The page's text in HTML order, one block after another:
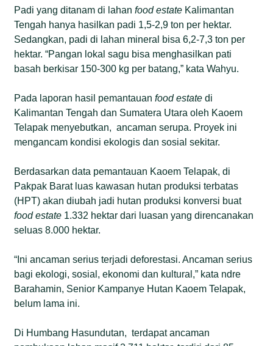
Padi yang ditanam di lahanfood estate Kalimantan
Tengah hanya hasilkan padi 1,5-2,9 ton per hektar.
Sedangkan, padi di lahan mineral bisa 6,2-7,3 ton per
hektar. “Pangan lokal sagu bisa menghasilkan pati
basah berkisar 150-300 kg per batang,” kata Wahyu.
Pada laporan hasil pemantauanfoodestate di
Kalimantan Tengah dan Sumatera Utara oleh Kaoem
Telapak menyebutkan, ancaman serupa. Proyek ini
mengancam kondisi ekologis dan sosial sekitar.
Berdasarkan data pemantauan Kaoem Telapak, di
Pakpak Barat luas kawasan hutan produksi terbatas
(HPT) akan diubah jadi hutan produksi konversi buat
food estate 1.332 hektar dari luasan yang direncanakan
seluas 8.000 hektar.
“Ini ancaman serius terjadi deforestasi. Ancaman serius
bagi ekologi, sosial, ekonomi dan kultural,” kata ndre
Barahamin, Senior Kampanye Hutan Kaoem Telapak,
belum lama ini.
Di Humbang Hasundutan, terdapat ancaman